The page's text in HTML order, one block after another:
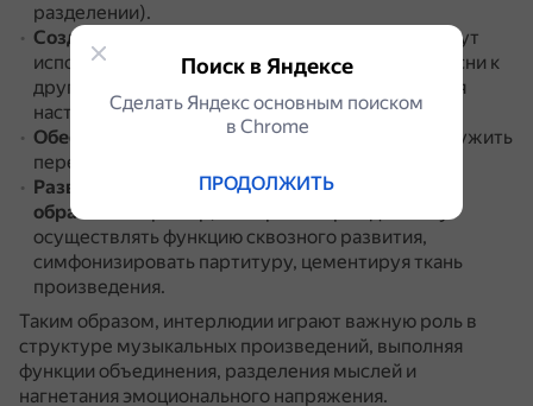
разделении).
Создавать смену настроения
Интерлюдии могут
использоваться для перехода от одной части песни к
другой, добавления кульминации или изменения
настроения.
Обеспечивать перерыв.Интерлюдия может служить
передышкой между вокальными пассажами.
Развивать тематизм основных музыкальных
образов
Например, в опере интерлюдии могут
осуществлять функцию сквозного развития,
симфонизировать партитуру, цементируя ткань
произведения.
Таким образом, интерлюдии играют важную роль в
структуре музыкальных произведений, выполняя
функции объединения, разделения мыслей и
нагнетания эмоционального напряжения.
Поиск в Яндексе
Сделать Яндекс основным поиском
в Сhrome
ПРОДОЛЖИТЬ